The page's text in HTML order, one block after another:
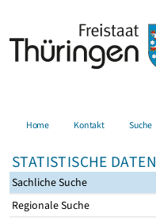
Home Kontakt Suche
STATISTISCHE DATEN
Sachliche Suche
Regionale Suche